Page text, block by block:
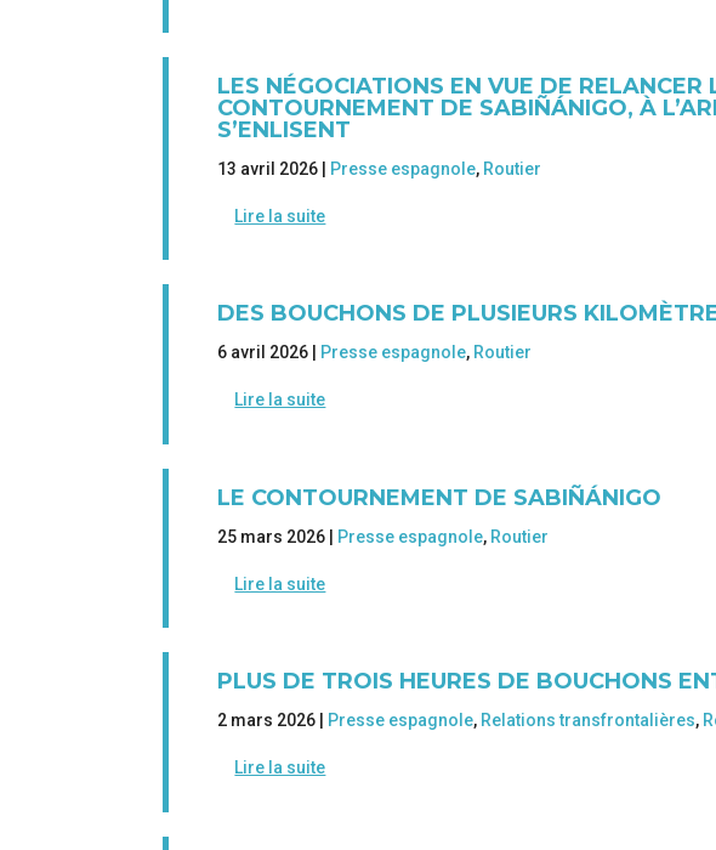
LES NÉGOCIATIONS EN VUE DE RELANCER
CONTOURNEMENT DE SABIÑÁNIGO, À
S’ENLISENT
13 avril 2026 | Presse espagnole, Routier
Lire la suite
DES BOUCHONS DE PLUSIEURS
6 avril 2026 | Presse espagnole, Routier
Lire la suite
LE CONTOURNEMENT DE SABIÑÁNIGO
25 mars 2026 | Presse espagnole, Routier
Lire la suite
PLUS DE TROIS HEURES DE BOUCHONS
2 mars 2026 | Presse espagnole, Relations transfrontalières,
Lire la suite